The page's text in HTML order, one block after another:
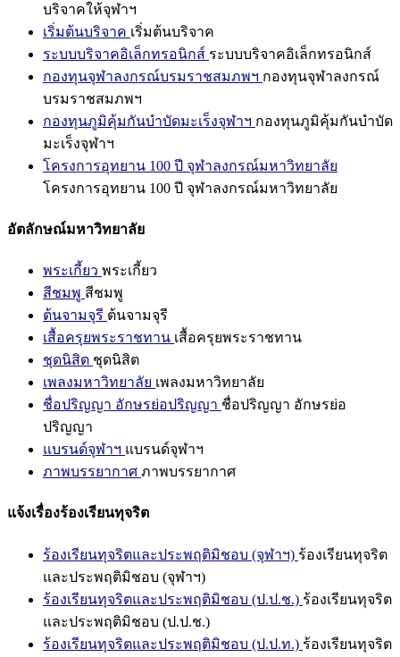
บริจาคให้จุฬาฯ
เริ่มต้นบริจาค เริ่มต้นบริจาค
ระบบบริจาคอิเล็กทรอนิกส์ ระบบบริจาคอิเล็กทรอนิกส์
กองทุนจุฬาลงกรณ์บรมราชสมภพฯ กองทุนจุฬาลงกรณ์
บรมราชสมภพฯ
กองทุนภูมิคุ้มกันบำบัดมะเร็งจุฬาฯ กองทุนภูมิคุ้มกันบำบัด
มะเร็งจุฬาฯ
โครงการอุทยาน 100 ปี จุฬาลงกรณ์มหาวิทยาลัย
โครงการอุทยาน 100 ปี จุฬาลงกรณ์มหาวิทยาลัย
อัตลักษณ์มหาวิทยาลัย
พระเกี้ยว พระเกี้ยว
สีชมพู สีชมพู
ต้นจามจุรี ต้นจามจุรี
เสื้อครุยพระราชทาน เสื้อครุยพระราชทาน
ชุดนิสิต ชุดนิสิต
เพลงมหาวิทยาลัย เพลงมหาวิทยาลัย
ชื่อปริญญา อักษรย่อปริญญา ชื่อปริญญา อักษรย่อ
ปริญญา
แบรนด์จุฬาฯ แบรนด์จุฬาฯ
ภาพบรรยากาศ ภาพบรรยากาศ
แจ้งเรื่องร้องเรียนทุจริต
ร้องเรียนทุจริตและประพฤติมิชอบ (จุฬาฯ) ร้องเรียนทุจริต
และประพฤติมิชอบ (จุฬาฯ)
ร้องเรียนทุจริตและประพฤติมิชอบ (ป.ป.ช.) ร้องเรียนทุจริต
และประพฤติมิชอบ (ป.ป.ช.)
ร้องเรียนทุจริตและประพฤติมิชอบ (ป.ป.ท.) ร้องเรียนทุจริต